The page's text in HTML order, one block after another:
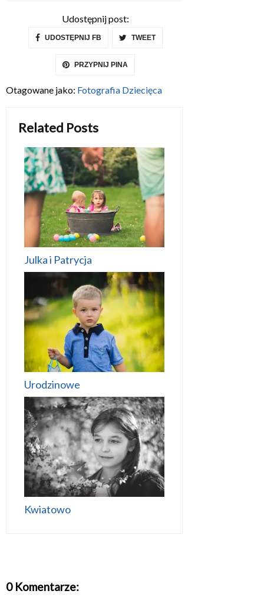
Udostępnij post:
UDOSTĘPNIJ FB TWEET
PRZYPNIJ PINA
Otagowane jako: Fotografia Dziecięca
Related Posts
Julka i Patrycja
Urodzinowe
Kwiatowo
0 Komentarze: